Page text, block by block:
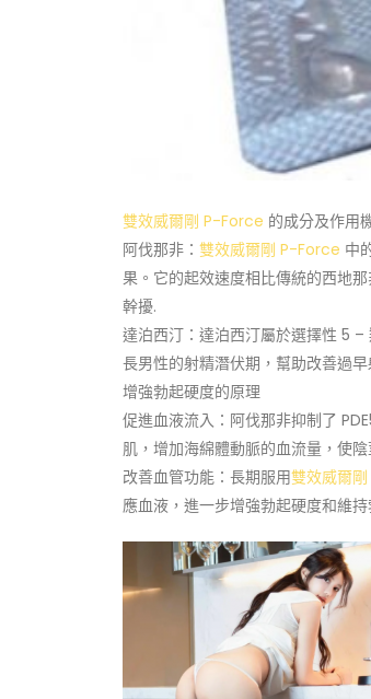
雙效威爾剛 P-Force 的成分及作用
阿伐那非： 雙效威爾剛 P-Force 中
果。它的起效速度相比傳統的西地
幹擾.
達泊西汀：達泊西汀屬於選擇性 5 –
長男性的射精潛伏期，幫助改善過
增強勃起硬度的原理
促進血液流入：阿伐那非抑制了
肌，增加海綿體動脈的血流量，使
改善血管功能：長期服用雙效威爾
應血液，進一步增強勃起硬度和維持